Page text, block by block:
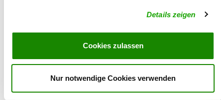
Details zeigen
Cookies zulassen
Nur notwendige Cookies verwenden